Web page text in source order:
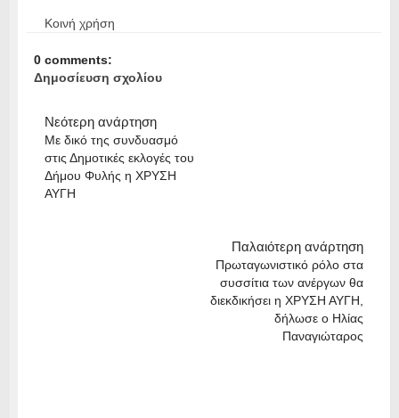
Κοινή χρήση
0 comments:
Δημοσίευση σχολίου
Νεότερη ανάρτηση
Με δικό της συνδυασμό
στις Δημοτικές εκλογές του
Δήμου Φυλής η ΧΡΥΣΗ
ΑΥΓΗ
Παλαιότερη ανάρτηση
Πρωταγωνιστικό ρόλο στα
συσσίτια των ανέργων θα
διεκδικήσει η ΧΡΥΣΗ ΑΥΓΗ,
δήλωσε ο Ηλίας
Παναγιώταρος